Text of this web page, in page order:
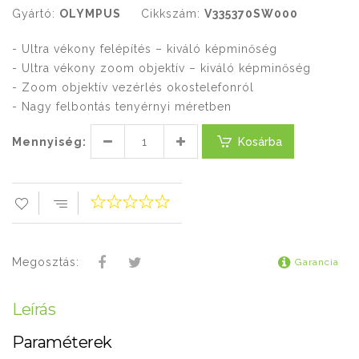
Gyártó: OLYMPUS Cikkszám: V335370SW000
- Ultra vékony felépítés – kiváló képminőség
- Ultra vékony zoom objektív – kiváló képminőség
- Zoom objektív vezérlés okostelefonról
- Nagy felbontás tenyérnyi méretben
Mennyiség: Kosárba
Megosztás: Garancia
Leírás
Paraméterek